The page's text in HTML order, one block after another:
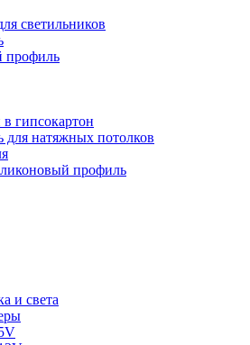
светильников
профиль
гипсокартон
натяжных потолков
профиль
и света